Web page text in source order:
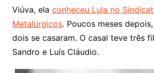
Viúva, ela conheceu Lula no
Metalúrgicos. Poucos meses
dois se casaram. O casal teve três
Sandro e Luís Cláudio.